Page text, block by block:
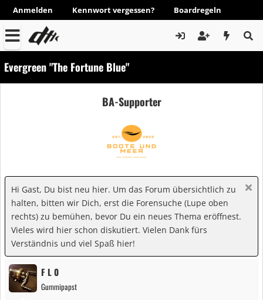
Anmelden Kennwort vergessen? Boardregeln
Evergreen "The Fortune Blue"
BA-Supporter
Hi Gast, Du bist neu hier. Um das Forum übersichtlich zu
halten, bitten wir Dich, erst die Forensuche (Lupe oben
rechts) zu bemühen, bevor Du ein neues Thema eröffnest.
Vieles wird hier schon diskutiert. Vielen Dank fürs
Verständnis und viel Spaß hier!
F L 0
Gummipapst